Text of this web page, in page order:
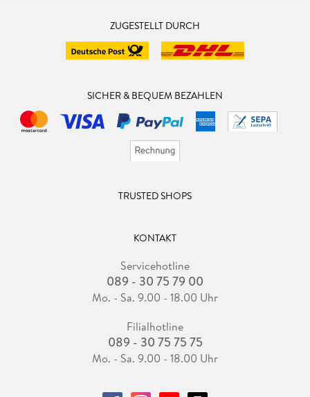
ZUGESTELLT DURCH
SICHER & BEQUEM BEZAHLEN
TRUSTED SHOPS
KONTAKT
Servicehotline
089 - 30 75 79 00
Mo. - Sa. 9.00 - 18.00 Uhr
Filialhotline
089 - 30 75 75 75
Mo. - Sa. 9.00 - 18.00 Uhr